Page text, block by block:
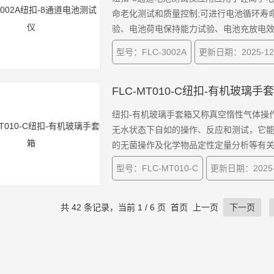
命老化测试和质量控制;可进行电池循环寿
验、电池荷电保持能力试验、电池充放电
型号：FLC-3002A 更新日期：2025-
FLC-MT010-C纽扣-有机玻璃手
纽扣-有机玻璃手套箱又称真空惰性气体
无水状态下自如的操作、反应和测试，它
的无菌操作及化学物品定性定量分析等有
型号：FLC-MT010-C 更新日期：
共 42 条记录，当前 1 / 6 页 首页 上一页 下一页